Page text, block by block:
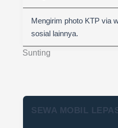
Sunting
Mengirim photo KTP via
sosial lainnya.
SEWA MOBIL